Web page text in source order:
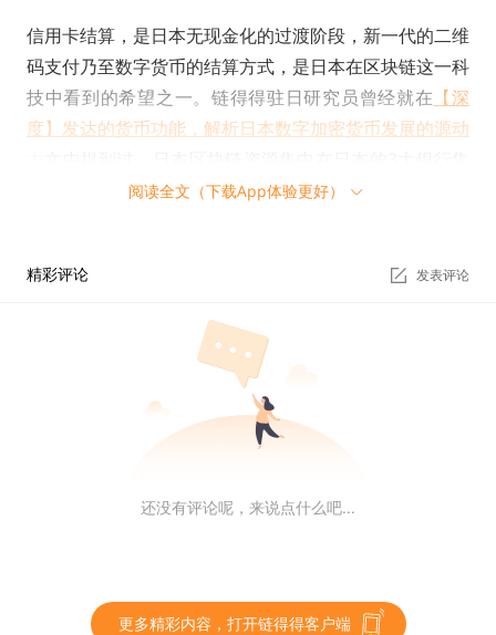
信用卡结算，是日本无现金化的过渡阶段，新一代的二维
码支付乃至数字货币的结算方式，是日本在区块链这一科
技中看到的希望之一。链得得驻日研究员曾经就在 【深
度】发达的货币功能，解析日本数字加密货币发展的源动
团中，其中瑞穗是区块链发展的主角之一。近日，瑞穗宣
而这也不是瑞穗的第一次宣布与传统金融机构的决裂。
1月底，3大金融集团宣布手机号码转账实验中止，三家
银行均表示，目前主要着重在本公司自己开发的服务上，
没有必要三家联合开发。“合资企业是它们各自努力的复
富士通接洽，富士通还在开发用于点对点汇款的智能手机
瑞穗还有一个外援，即日韩最大的社交媒体LINE。
阅读全文（下载App体验更好）
精彩评论 发表评论
还没有评论呢，来说点什么吧...
更多精彩内容，打开链得得客户端